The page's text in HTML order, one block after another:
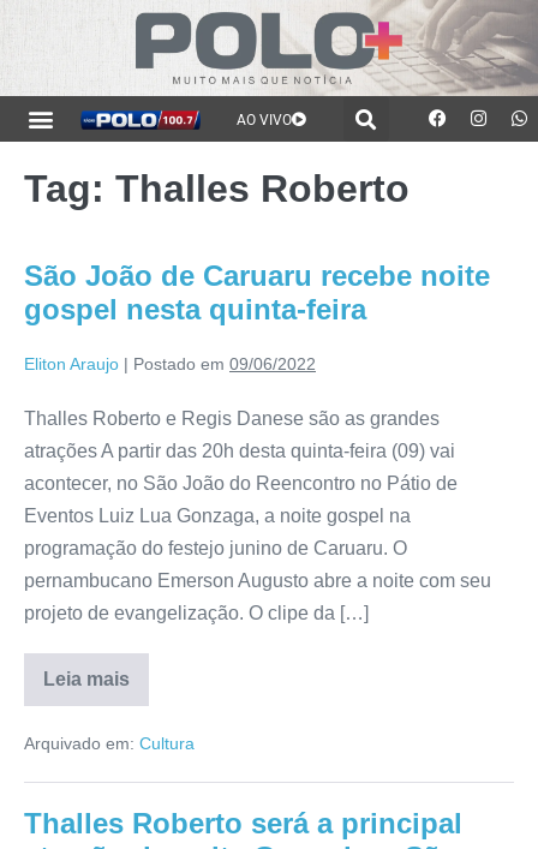
AO VIVO
Tag: Thalles Roberto
São João de Caruaru recebe noite
gospel nesta quinta-feira
Eliton Araujo | Postado em 09/06/2022
Thalles Roberto e Regis Danese são as grandes
atrações A partir das 20h desta quinta-feira (09) vai
acontecer, no São João do Reencontro no Pátio de
Eventos Luiz Lua Gonzaga, a noite gospel na
programação do festejo junino de Caruaru. O
pernambucano Emerson Augusto abre a noite com seu
projeto de evangelização. O clipe da […]
Leia mais
Arquivado em: Cultura
Thalles Roberto será a principal